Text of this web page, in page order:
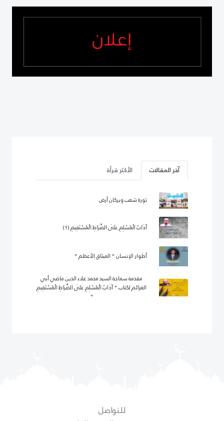
آخر المقالات الأكثر قرأة
ثورة شعب وبركان أرض
آدَابُ الْمُسْلِمِ عَلَى الصِّرَاطِ الْمُسْتَقِيمِ (1)
أطوار الإنسان " الميثاق الأعظم "
مقدمة سماحة السيد محمد علاء الدين ماضي أبي
العزائم لكتاب " آدَابُ الْمُسْلِمِ عَلَى الصِّرَاطِ الْمُسْتَقِيمِ
"
للتواصل